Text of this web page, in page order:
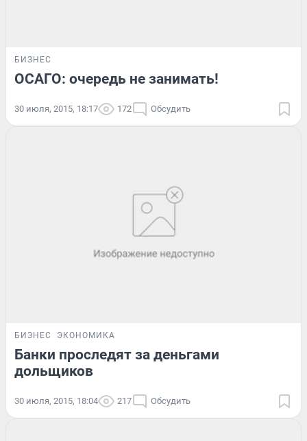
БИЗНЕС
ОСАГО: очередь не занимать!
30 июля, 2015, 18:17 172 Обсудить
БИЗНЕС ЭКОНОМИКА
Банки проследят за деньгами
дольщиков
30 июля, 2015, 18:04 217 Обсудить